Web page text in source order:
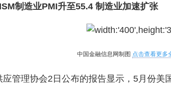
制造业PMI升至55.4 制造业加速扩张
中国金融信息网制图 点击查看更多
应管理协会2日公布的报告显示，5月份美